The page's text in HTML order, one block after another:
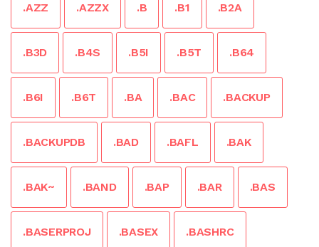
.AZZ .AZZX .B .B1 .B2A
.B3D .B4S .B5I .B5T .B64
.B6I .B6T .BA .BAC .BACKUP
.BACKUPDB .BAD .BAFL .BAK
.BAK~ .BAND .BAP .BAR .BAS
.BASERPROJ .BASEX .BASHRC